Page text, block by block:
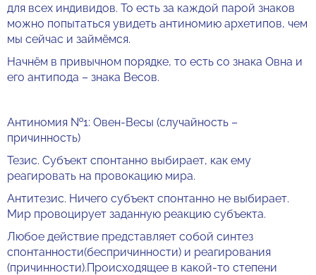
для всех индивидов. То есть за каждой парой знаков
можно попытаться увидеть антиномию архетипов, чем
мы сейчас и займёмся.
Начнём в привычном порядке, то есть со знака Овна и
его антипода – знака Весов.
Антиномия №1: Овен-Весы (случайность –
причинность)
Тезис. Субъект спонтанно выбирает, как ему
реагировать на провокацию мира.
Антитезис. Ничего субъект спонтанно не выбирает.
Мир провоцирует заданную реакцию субъекта.
Любое действие представляет собой синтез
спонтанности(беспричинности) и реагирования
(причинности).Происходящее в какой-то степени